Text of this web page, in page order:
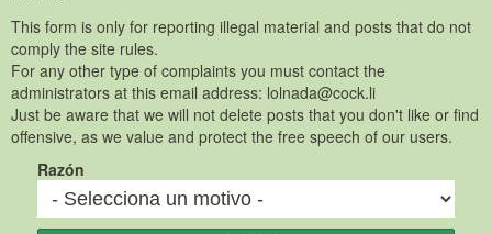
This form is only for reporting illegal material and posts that do not
comply the site rules.
For any other type of complaints you must contact the
administrators at this email address: lolnada@cock.li
Just be aware that we will not delete posts that you don't like or find
offensive, as we value and protect the free speech of our users.
Razón